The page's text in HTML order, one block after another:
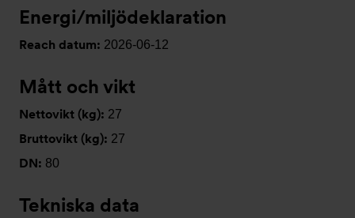
Energi/miljödeklaration
Reach datum: 2026-06-12
Mått och vikt
Nettovikt (kg): 27
Bruttovikt (kg): 27
DN: 80
Tekniska data